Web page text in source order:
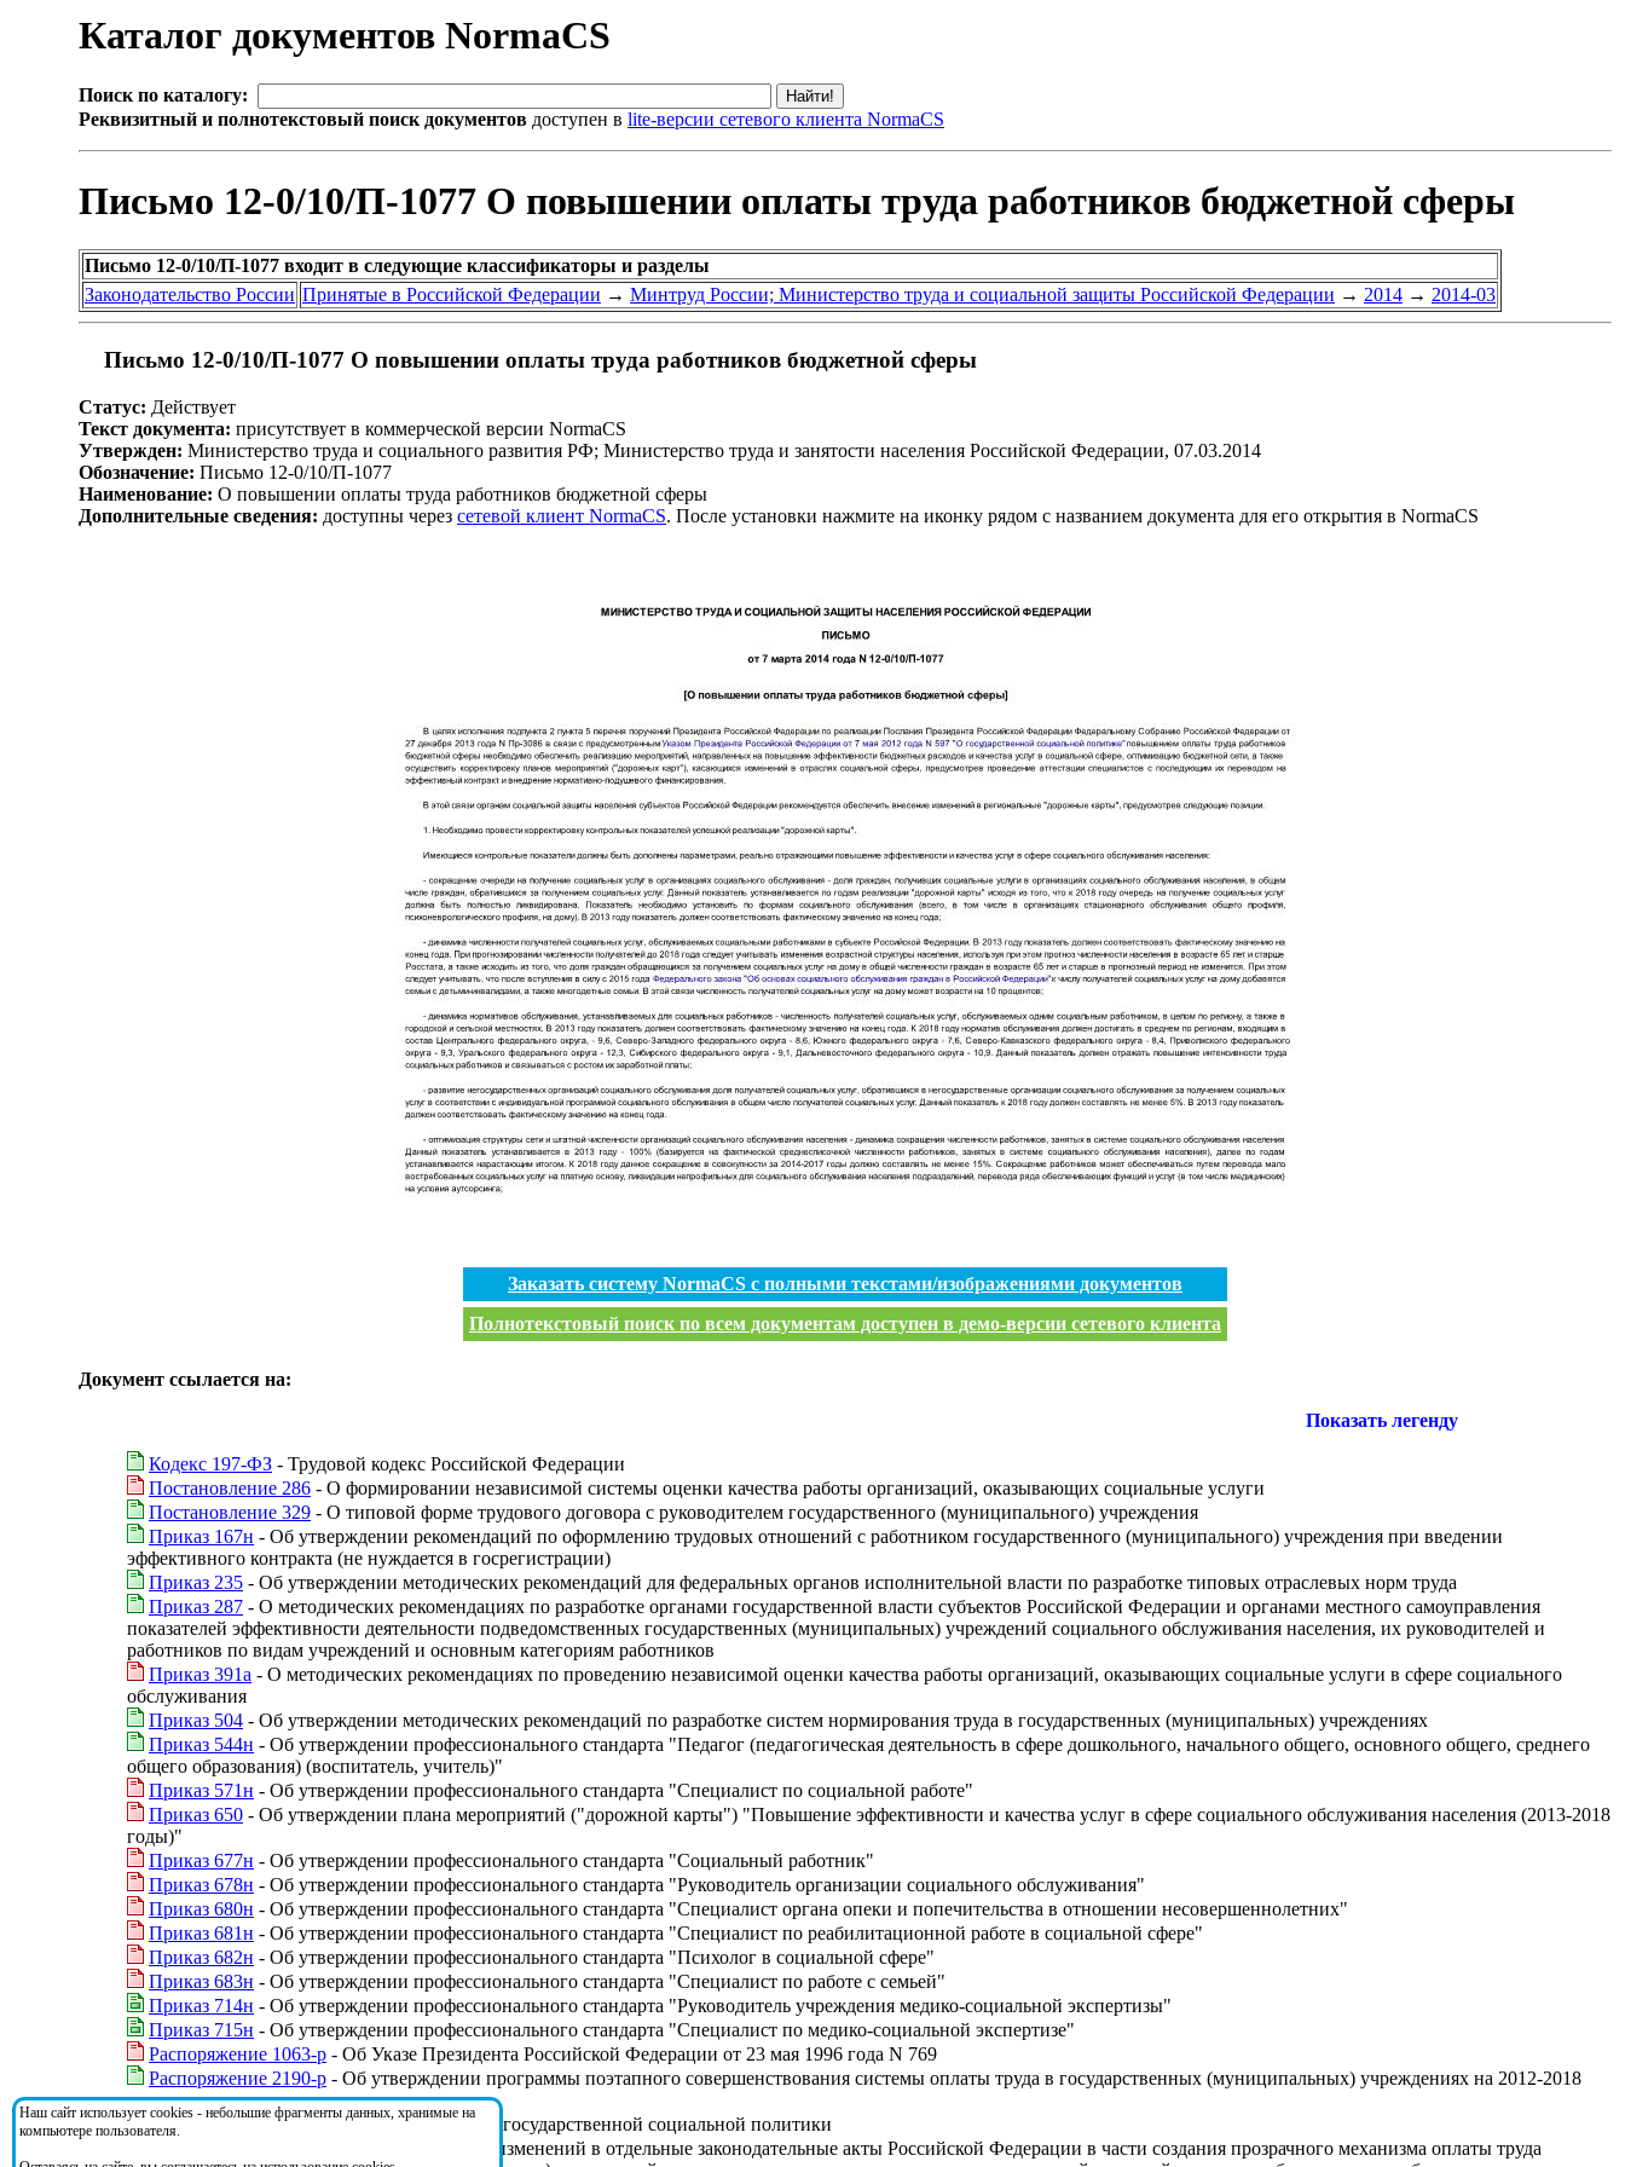
Каталог документов NormaCS
Поиск по каталогу:
Реквизитный и полнотекстовый поиск документов доступен в lite-версии сетевого клиента NormaCS
Письмо 12-0/10/П-1077 О повышении оплаты труда работников бюджетной сферы
Письмо 12-0/10/П-1077 входит в следующие классификаторы и разделы
Законодательство России Принятые в Российской Федерации → Минтруд России; Министерство труда и социальной защиты Российской Федерации → 2014 → 2014-03
Письмо 12-0/10/П-1077 О повышении оплаты труда работников бюджетной сферы
Статус: Действует
Текст документа: присутствует в коммерческой версии NormaCS
Утвержден: Министерство труда и социального развития РФ; Министерство труда и занятости населения Российской Федерации, 07.03.2014
Обозначение: Письмо 12-0/10/П-1077
Наименование: О повышении оплаты труда работников бюджетной сферы
Дополнительные сведения: доступны через сетевой клиент NormaCS. После установки нажмите на иконку рядом с названием документа для его открытия в NormaCS
Заказать систему NormaCS с полными текстами/изображениями документов
Полнотекстовый поиск по всем документам доступен в демо-версии сетевого клиента
Документ ссылается на:
Показать легенду
Кодекс 197-ФЗ - Трудовой кодекс Российской Федерации
Постановление 286 - О формировании независимой системы оценки качества работы организаций, оказывающих социальные услуги
Постановление 329 - О типовой форме трудового договора с руководителем государственного (муниципального) учреждения
Приказ 167н - Об утверждении рекомендаций по оформлению трудовых отношений с работником государственного (муниципального) учреждения при введении
эффективного контракта (не нуждается в госрегистрации)
Приказ 235 - Об утверждении методических рекомендаций для федеральных органов исполнительной власти по разработке типовых отраслевых норм труда
Приказ 287 - О методических рекомендациях по разработке органами государственной власти субъектов Российской Федерации и органами местного самоуправления
показателей эффективности деятельности подведомственных государственных (муниципальных) учреждений социального обслуживания населения, их руководителей и
работников по видам учреждений и основным категориям работников
Приказ 391а - О методических рекомендациях по проведению независимой оценки качества работы организаций, оказывающих социальные услуги в сфере социального
обслуживания
Приказ 504 - Об утверждении методических рекомендаций по разработке систем нормирования труда в государственных (муниципальных) учреждениях
Приказ 544н - Об утверждении профессионального стандарта "Педагог (педагогическая деятельность в сфере дошкольного, начального общего, основного общего, среднего
общего образования) (воспитатель, учитель)"
Приказ 571н - Об утверждении профессионального стандарта "Специалист по социальной работе"
Приказ 650 - Об утверждении плана мероприятий ("дорожной карты") "Повышение эффективности и качества услуг в сфере социального обслуживания населения (2013-2018
годы)"
Приказ 677н - Об утверждении профессионального стандарта "Социальный работник"
Приказ 678н - Об утверждении профессионального стандарта "Руководитель организации социального обслуживания"
Приказ 680н - Об утверждении профессионального стандарта "Специалист органа опеки и попечительства в отношении несовершеннолетних"
Приказ 681н - Об утверждении профессионального стандарта "Специалист по реабилитационной работе в социальной сфере"
Приказ 682н - Об утверждении профессионального стандарта "Психолог в социальной сфере"
Приказ 683н - Об утверждении профессионального стандарта "Специалист по работе с семьей"
Приказ 714н - Об утверждении профессионального стандарта "Руководитель учреждения медико-социальной экспертизы"
Приказ 715н - Об утверждении профессионального стандарта "Специалист по медико-социальной экспертизе"
Распоряжение 1063-р - Об Указе Президента Российской Федерации от 23 мая 1996 года N 769
Распоряжение 2190-р - Об утверждении программы поэтапного совершенствования системы оплаты труда в государственных (муниципальных) учреждениях на 2012-2018
годы
Указ 597- О мероприятиях по реализации государственной социальной политики
- О внесении изменений в отдельные законодательные акты Российской Федерации в части создания прозрачного механизма оплаты труда
Наш сайт использует cookies - небольшие фрагменты данных, хранимые на
компьютере пользователя.